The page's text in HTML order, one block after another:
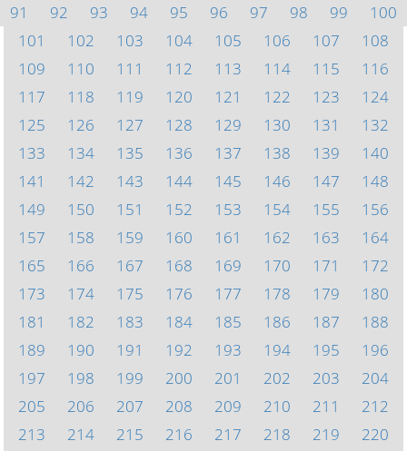
91
92 93 94 95 96 97 98 99
100
101
102 103 104 105 106 107
108
109
110 111 112 113 114 115
116
117
118 119 120 121 122 123
124
125
126 127 128 129 130 131
132
133
134 135 136 137 138 139
140
141
142 143 144 145 146 147
148
149
150 151 152 153 154 155
156
157
158 159 160 161 162 163
164
165
166 167 168 169 170 171
172
173
174 175 176 177 178 179
180
181
182 183 184 185 186 187
188
189
190 191 192 193 194 195
196
197
198 199 200 201 202 203
204
205
206 207 208 209 210 211
212
213
214 215 216 217 218 219
220